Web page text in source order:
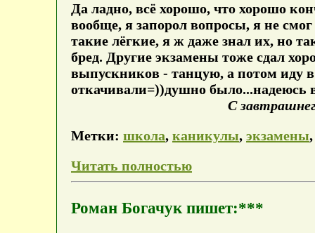
Да ладно, всё хорошо, что хорошо
вообще, я запорол вопросы, я не
такие лёгкие, я ж даже знал их, но
бред. Другие экзамены тоже сдал
выпускников - танцую, а потом иду
откачивали=))душно было...надеюсь
С
Метки: школа, каникулы, экзамены
Читать полностью
Роман Богачук пишет:***